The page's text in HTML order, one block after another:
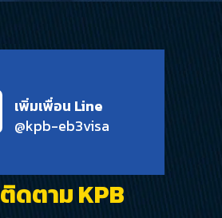
เพิ่มเพื่อน Line
@kpb-eb3visa
ติดตาม KPB